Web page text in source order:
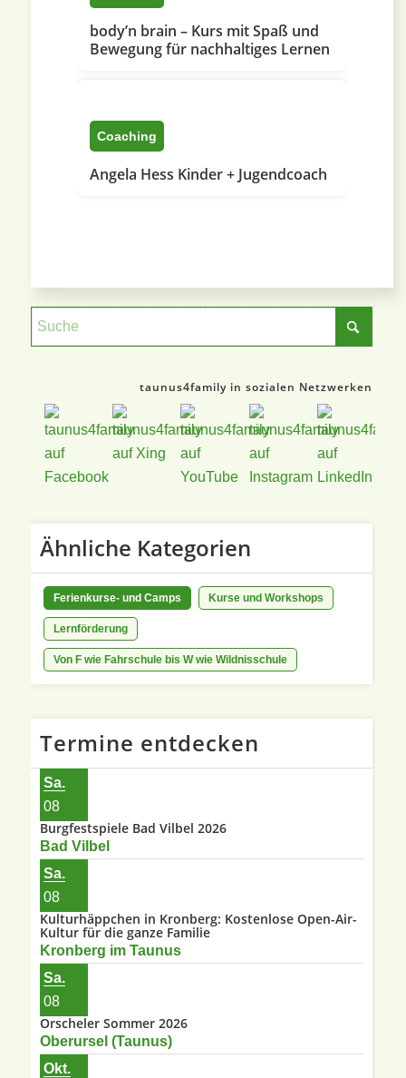
body’n brain – Kurs mit Spaß und
Bewegung für nachhaltiges Lernen
Coaching
Angela Hess Kinder + Jugendcoach
taunus4family in sozialen Netzwerken
Ähnliche Kategorien
Ferienkurse- und Camps Kurse und Workshops
Lernförderung
Von F wie Fahrschule bis W wie Wildnisschule
Termine entdecken
Sa.
08
Burgfestspiele Bad Vilbel 2026
Bad Vilbel
Sa.
08
Kulturhäppchen in Kronberg: Kostenlose Open-Air-
Kultur für die ganze Familie
Kronberg im Taunus
Sa.
08
Orscheler Sommer 2026
Oberursel (Taunus)
Okt.